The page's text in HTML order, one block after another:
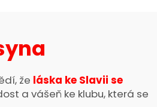
že láska ke Slavii se
a vášeň ke klubu, která se